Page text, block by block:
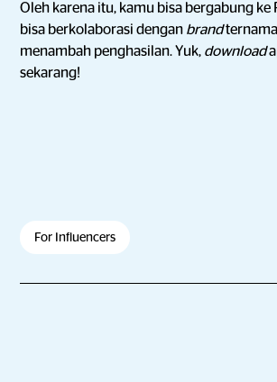
Oleh karena itu, kamu bisa bergabung ke
bisa berkolaborasi dengan brand
menambah penghasilan. Yuk, download
sekarang!
For Influencers